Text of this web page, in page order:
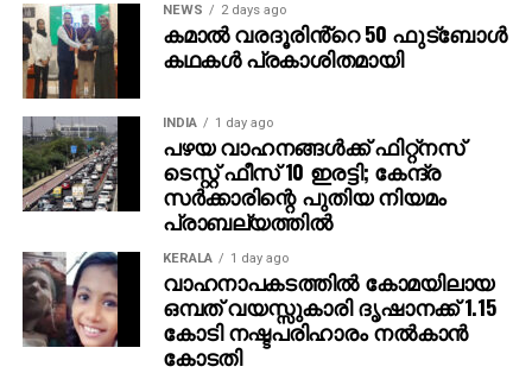
NEWS 2 days ago
കമാൽ വരദൂരിൻ്റെ 50 ഫുട്ബോൾ
കഥകൾ പ്രകാശിതമായി
INDIA 1 day ago
പഴയ വാഹനങ്ങള്‍ക്ക് ഫിറ്റ്‌നസ്
ടെസ്റ്റ് ഫീസ് 10 ഇരട്ടി; കേന്ദ്ര
സര്‍ക്കാരിന്റെ പുതിയ നിയമം
പ്രാബല്യത്തില്‍
KERALA 1 day ago
വാഹനാപകടത്തില്‍ കോമയിലായ
ഒമ്പത് വയസ്സുകാരി ദൃഷാനക്ക് 1.15
കോടി നഷ്ടപരിഹാരം നല്‍കാന്‍
കോടതി